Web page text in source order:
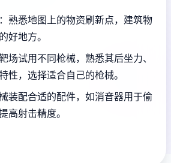
：熟悉地图上的物资刷新点，建筑物
好地方。
场试用不同枪械，熟悉其后坐力、
性，选择适合自己的枪械。
装配合适的配件，如消音器用于偷
高射击精度。